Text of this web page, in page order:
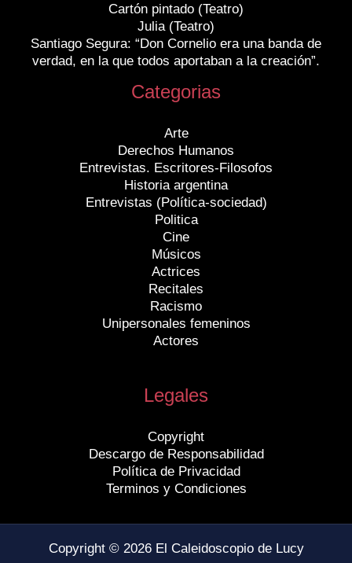
Cartón pintado (Teatro)
Julia (Teatro)
Santiago Segura: “Don Cornelio era una banda de
verdad, en la que todos aportaban a la creación”.
Categorias
Arte
Derechos Humanos
Entrevistas. Escritores-Filosofos
Historia argentina
Entrevistas (Política-sociedad)
Politica
Cine
Músicos
Actrices
Recitales
Racismo
Unipersonales femeninos
Actores
Legales
Copyright
Descargo de Responsabilidad
Política de Privacidad
Terminos y Condiciones
Copyright © 2026 El Caleidoscopio de Lucy